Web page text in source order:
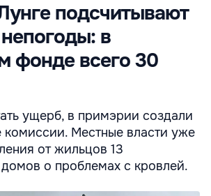
подсчитывают
в
фонде всего 30
ущерб, в примэрии создали
комиссии. Местные власти уже
от жильцов 13
о проблемах с кровлей.